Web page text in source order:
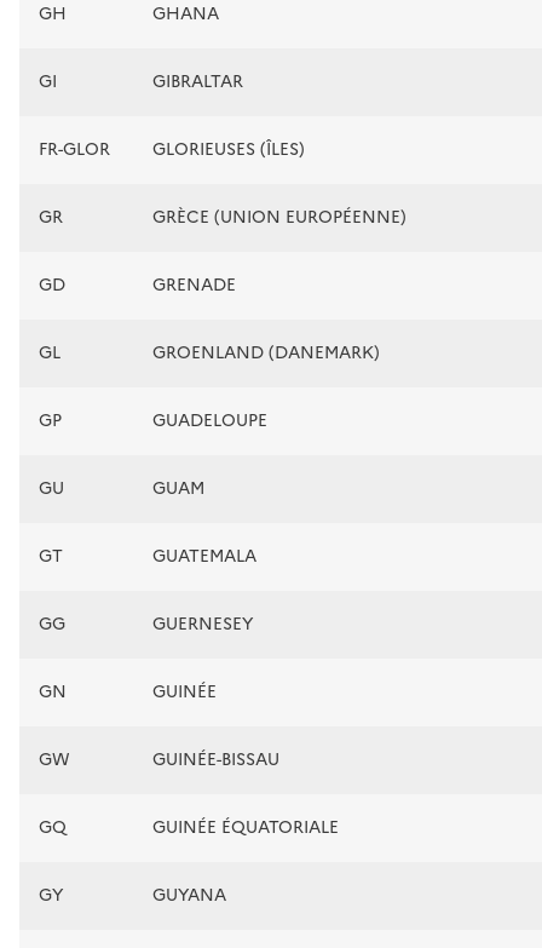
GH GHANA
GI GIBRALTAR
FR-GLOR GLORIEUSES (ÎLES)
GR GRÈCE (UNION EUROPÉENNE)
GD GRENADE
GL GROENLAND (DANEMARK)
GP GUADELOUPE
GU GUAM
GT GUATEMALA
GG GUERNESEY
GN GUINÉE
GW GUINÉE-BISSAU
GQ GUINÉE ÉQUATORIALE
GY GUYANA